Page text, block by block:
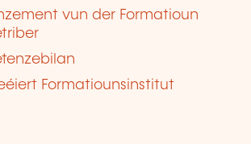
vun der Formatioun
Formatiounsinstitut